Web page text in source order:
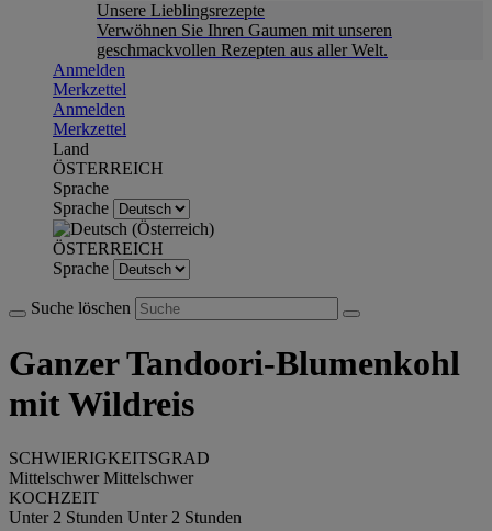
Unsere Lieblingsrezepte
Verwöhnen Sie Ihren Gaumen mit unseren
geschmackvollen Rezepten aus aller Welt.
Anmelden
Merkzettel
Anmelden
Merkzettel
Land
ÖSTERREICH
Sprache
Sprache
ÖSTERREICH
Sprache
Suche löschen
Ganzer Tandoori-Blumenkohl
mit Wildreis
SCHWIERIGKEITSGRAD
Mittelschwer Mittelschwer
KOCHZEIT
Unter 2 Stunden Unter 2 Stunden